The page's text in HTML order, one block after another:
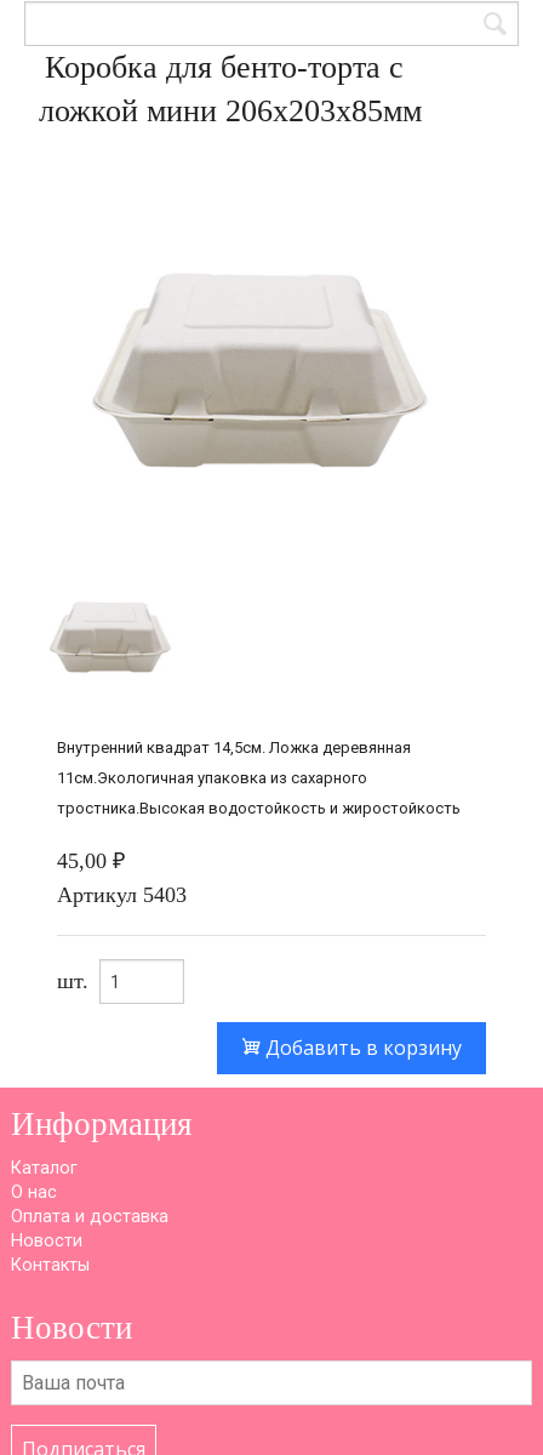
Коробка для бенто-торта с
ложкой мини 206х203х85мм
Внутренний квадрат 14,5см. Ложка деревянная
11см.Экологичная упаковка из сахарного
тростника.Высокая водостойкость и жиростойкость
45,00 ₽
Артикул 5403
шт.
Добавить в корзину
Информация
Каталог
О нас
Оплата и доставка
Новости
Контакты
Новости
Подписаться